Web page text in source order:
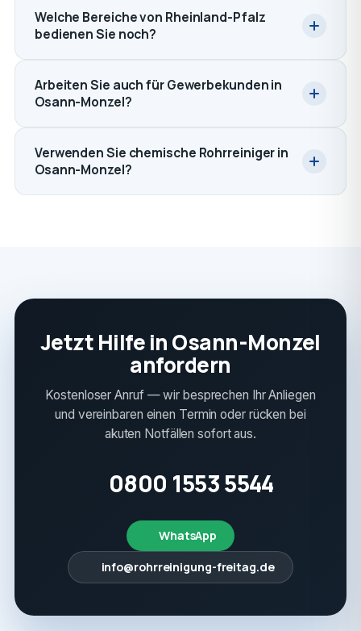
Welche Bereiche von Rheinland-Pfalz
bedienen Sie noch?
Arbeiten Sie auch für Gewerbekunden in
Osann-Monzel?
Verwenden Sie chemische Rohrreiniger in
Osann-Monzel?
Jetzt Hilfe in Osann-Monzel
anfordern
Kostenloser Anruf — wir besprechen Ihr Anliegen
und vereinbaren einen Termin oder rücken bei
akuten Notfällen sofort aus.
0800 1553 5544
WhatsApp
info@rohrreinigung-freitag.de